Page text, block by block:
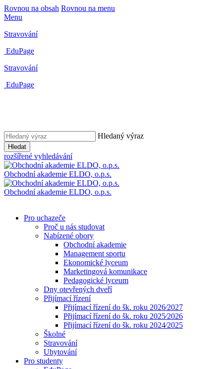
Rovnou na obsah Rovnou na menu
Menu
Stravování
EduPage
Stravování
EduPage
Hledaný výraz
Hledat
rozšířené vyhledávání
Obchodní akademie ELDO, o.p.s.
Obchodní akademie ELDO, o.p.s.
Pro uchazeče
Proč u nás studovat
Nabízené obory
Obchodní akademie
Management sportu
Ekonomické lyceum
Marketingová komunikace
Pedagogické lyceum
Dny otevřených dveří
Přijímací řízení
Přijímací řízení do šk. roku 2026⁄2027
Přijímací řízení do šk. roku 2025⁄2026
Přijímací řízení do šk. roku 2024⁄2025
Školné
Stravování
Ubytování
Pro studenty